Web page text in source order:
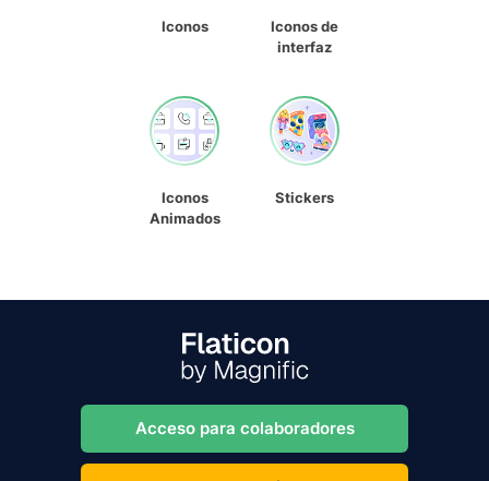
Iconos
Iconos de
interfaz
Iconos
Animados
Stickers
Acceso para colaboradores